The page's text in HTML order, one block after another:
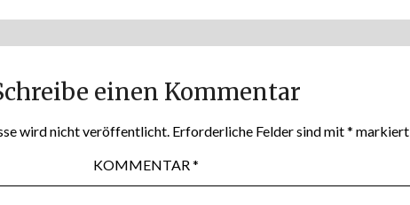
einen Kommentar
wird nicht veröffentlicht. Erforderliche Felder sind mit* markiert
KOMMENTAR*